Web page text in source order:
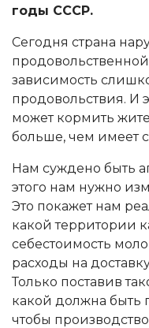
годы СССР.
Сегодня страна
зависимость
продовольствия. И
может кормить
больше, чем имеет
Нам суждено быть
этого нам нужно
Это покажет нам
какой территории
себестоимость
расходы на
Только поставив
какой должна быть
чтобы